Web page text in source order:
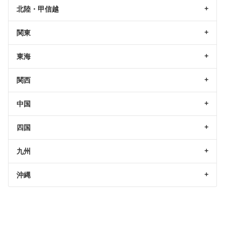
北陸・甲信越
関東
東海
関西
中国
四国
九州
沖縄